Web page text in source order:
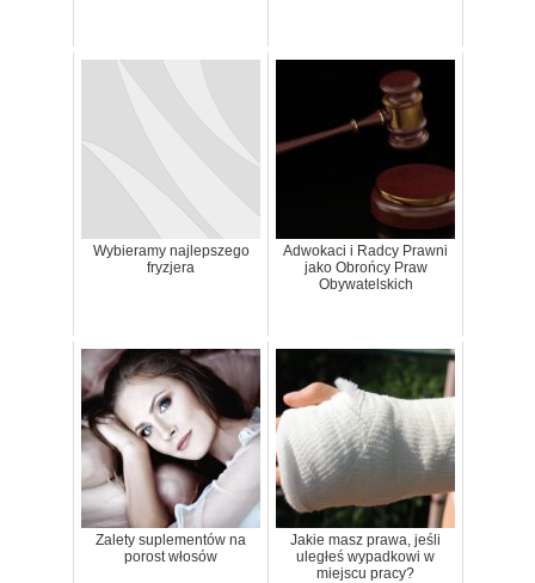
Wybieramy najlepszego
fryzjera
Adwokaci i Radcy Prawni
jako Obrońcy Praw
Obywatelskich
Zalety suplementów na
porost włosów
Jakie masz prawa, jeśli
uległeś wypadkowi w
miejscu pracy?